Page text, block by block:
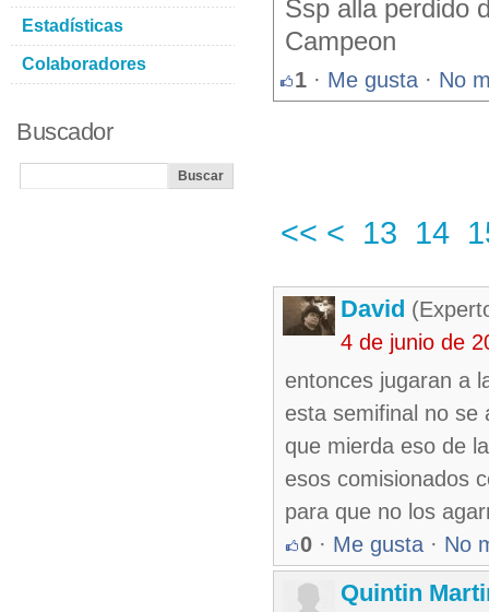
Ssp alla perdido
Campeon
1 · Me gusta · No
<< < 13 14
David
4 de junio de
entonces jugaran a
esta semifinal no se
que mierda eso de
esos comisionados
para que no los
0 · Me gusta · No
Quintin
Estadísticas
Colaboradores
Buscador